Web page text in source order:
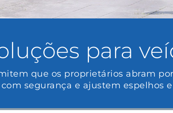
para
que os proprietários abram
segurança e ajustem espelhos